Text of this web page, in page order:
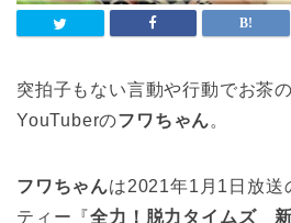
突拍子もない言動や行動でお茶
YouTuberのフワちゃん。
フワちゃんは2021年1月1日放送
ティー『全力！脱力タイムズ